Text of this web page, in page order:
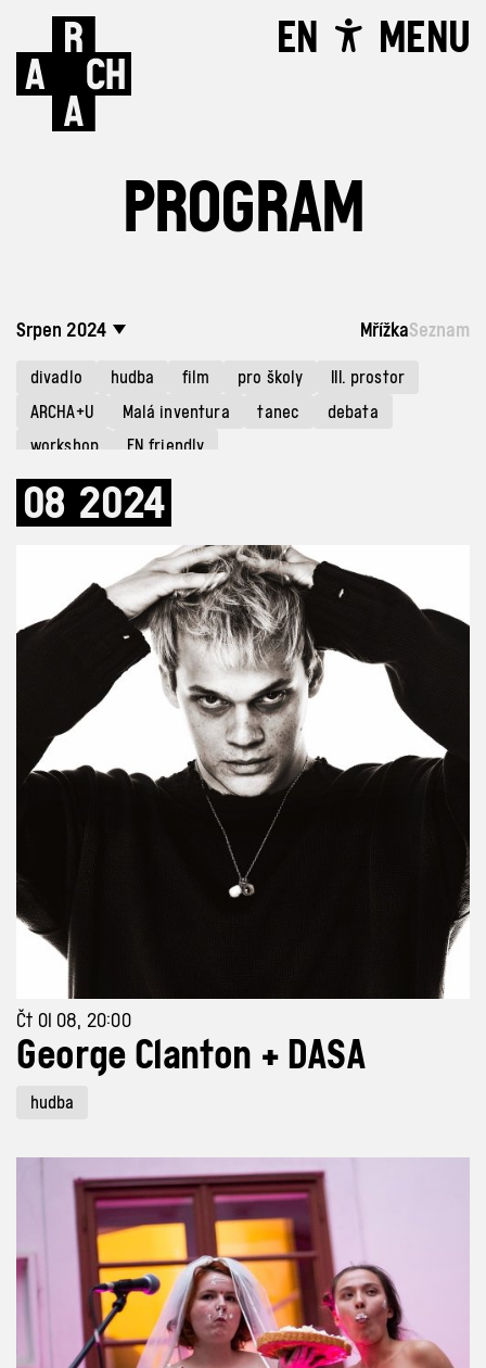
EN MENU
PROGRAM
Srpen 2024 MřížkaSeznam
divadlo hudba film pro školy
III. prostor
ARCHA+U
Malá inventura tanec
debata
workshop
EN friendly
08 2024
Čt 01 08, 20:00
George Clanton + DASA
hudba